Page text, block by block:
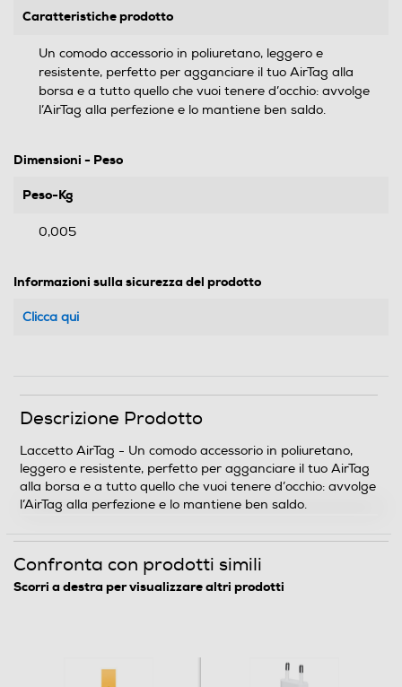
Caratteristiche prodotto
Un comodo accessorio in poliuretano, leggero e
resistente, perfetto per agganciare il tuo AirTag alla
borsa e a tutto quello che vuoi tenere d’occhio: avvolge
l’AirTag alla perfezione e lo mantiene ben saldo.
Dimensioni - Peso
Peso-Kg
0,005
Informazioni sulla sicurezza del prodotto
Clicca qui
Descrizione Prodotto
Laccetto AirTag - Un comodo accessorio in poliuretano,
leggero e resistente, perfetto per agganciare il tuo AirTag
alla borsa e a tutto quello che vuoi tenere d’occhio: avvolge
l’AirTag alla perfezione e lo mantiene ben saldo.
Confronta con prodotti simili
Scorri a destra per visualizzare altri prodotti